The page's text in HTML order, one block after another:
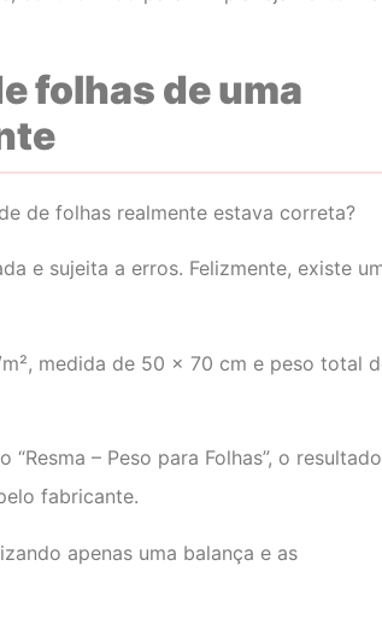
folhas de uma
de folhas realmente estava correta?
e sujeita a erros. Felizmente, existe
medida de 50 x 70 cm e peso total
– Peso para Folhas”, o resultado
fabricante.
apenas uma balança e as